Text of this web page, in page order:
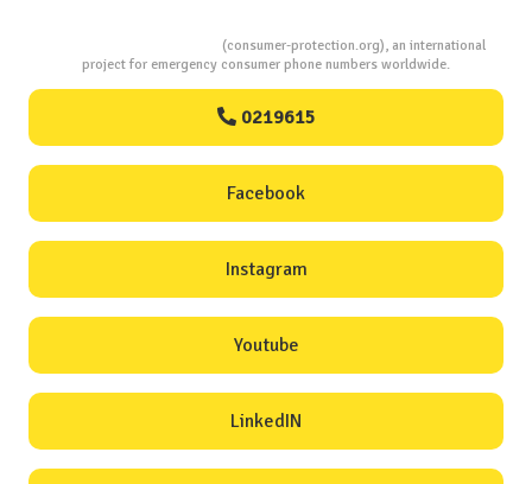
(consumer-protection.org), an international
project for emergency consumer phone numbers worldwide.
0219615
Facebook
Instagram
Youtube
LinkedIN